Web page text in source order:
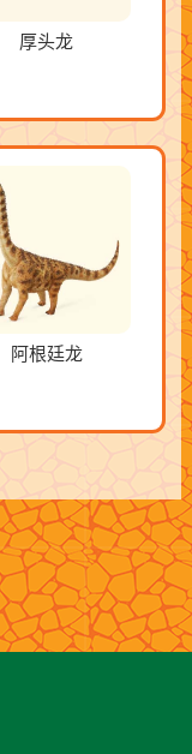
厚头龙
阿根廷龙